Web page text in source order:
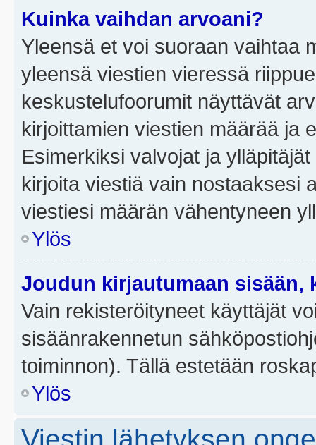
Kuinka vaihdan arvoani?
Yleensä et voi suoraan vaihtaa
yleensä viestien vieressä
keskustelufoorumit näyttävät
kirjoittamien viestien määrää ja
Esimerkiksi valvojat ja
kirjoita viestiä vain nostaaksesi
viestiesi määrän vähentyneen
Ylös
Joudun kirjautumaan sisään,
Vain rekisteröityneet käyttäjät
sisäänrakennetun
toiminnon). Tällä estetään
Ylös